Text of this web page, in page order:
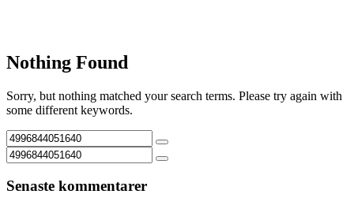
Nothing Found
Sorry, but nothing matched your search terms. Please try again with
some different keywords.
Senaste kommentarer